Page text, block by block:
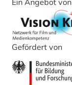
Gefördert von